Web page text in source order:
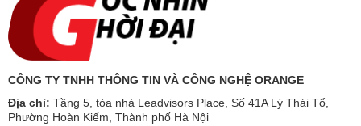
CÔNG TY TNHH THÔNG TIN VÀ CÔNG NGHỆ ORANGE
Địa chỉ: Tầng 5, tòa nhà Leadvisors Place, Số 41A Lý Thái Tổ,
Phường Hoàn Kiếm, Thành phố Hà Nội